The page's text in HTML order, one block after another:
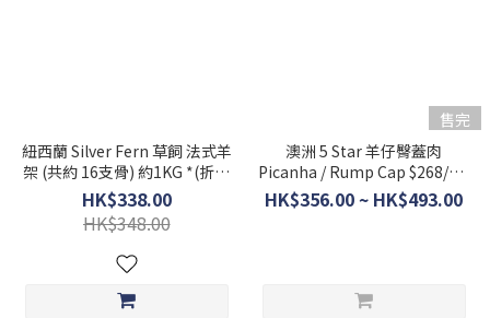
紐西蘭 Silver Fern 草飼 法式羊
架 (共約 16支骨) 約1KG *(折扣
不適用)
HK$338.00
HK$348.00
售完
澳洲 5 Star 羊仔臀蓋肉
Picanha / Rump Cap $268/KG
*(折扣不適用)
HK$356.00 ~ HK$493.00